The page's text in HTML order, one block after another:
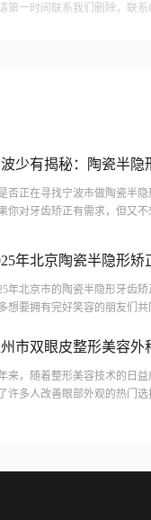
一时间联系我们删除，联系
少有揭秘：陶瓷半隐
院效果较好？
否正在寻找宁波市做陶瓷半隐
你对牙齿矫正有需求，但又
年北京陶瓷半隐形矫
年北京市的陶瓷半隐形牙齿
想要拥有完好笑容的朋友们
市双眼皮整形美容外
来，随着整形美容技术的日
许多人改善眼部外观的热门